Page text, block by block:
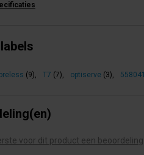
(9), T7 (7), optiserve (3), 558041
voor dit product een beoordeling